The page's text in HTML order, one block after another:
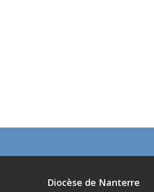
Diocèse de Nanterre